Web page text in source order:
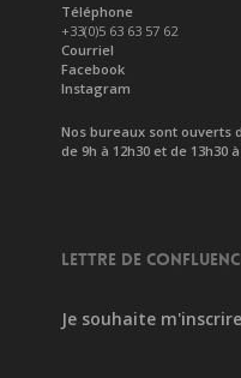
Téléphone
+33(0)5 63 63 57 62
Courriel
Facebook
Instagram
Nos bureaux sont ouverts
de 9h à 12h30 et de 13h30
LETTRE DE
Je souhaite